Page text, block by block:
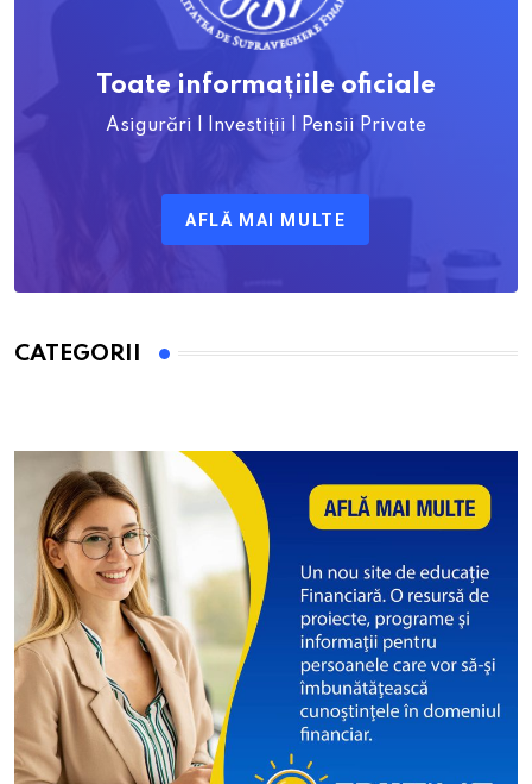
Toate informațiile oficiale
Asigurări | Investiții | Pensii Private
AFLĂ MAI MULTE
CATEGORII